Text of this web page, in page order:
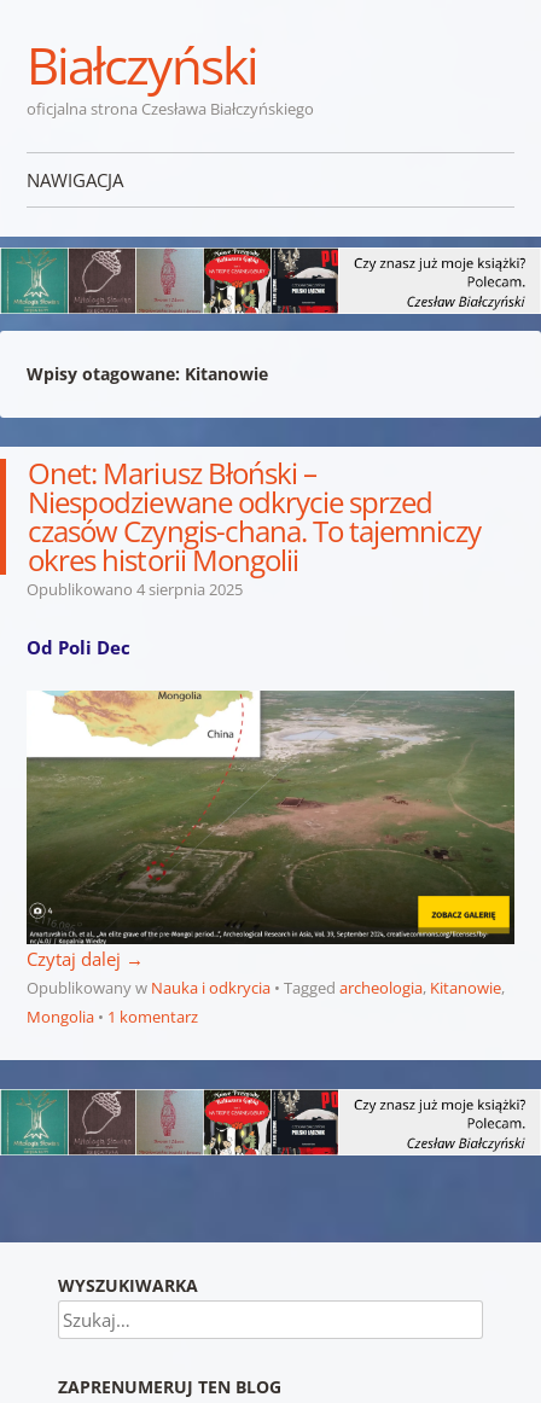
Białczyński
oficjalna strona Czesława Białczyńskiego
NAWIGACJA
Wpisy otagowane: Kitanowie
Onet: Mariusz Błoński –
Niespodziewane odkrycie sprzed
czasów Czyngis-chana. To tajemniczy
okres historii Mongolii
Opublikowano 4 sierpnia 2025
Od Poli Dec
Czytaj dalej →
Opublikowany w Nauka i odkrycia Tagged archeologia, Kitanowie,
Mongolia
1 komentarz
WYSZUKIWARKA
Szukaj
ZAPRENUMERUJ TEN BLOG